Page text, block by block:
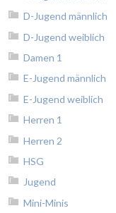
D-Jugend männlich
D-Jugend weiblich
Damen 1
E-Jugend männlich
E-Jugend weiblich
Herren 1
Herren 2
HSG
Jugend
Mini-Minis